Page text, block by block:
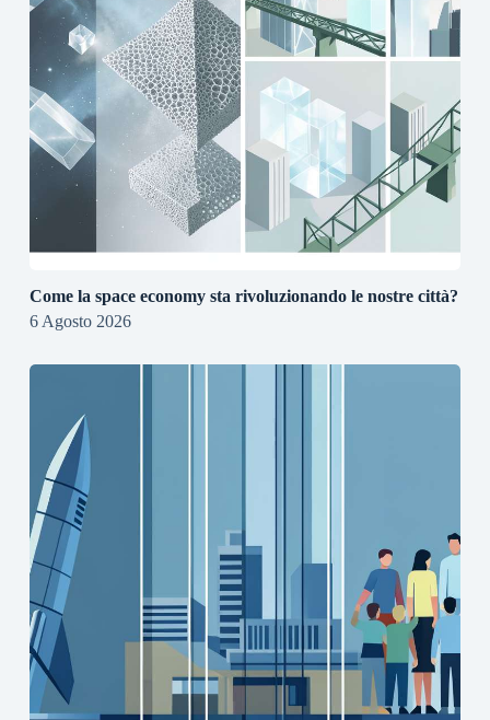
Come la space economy sta rivoluzionando le nostre città?
6 Agosto 2026